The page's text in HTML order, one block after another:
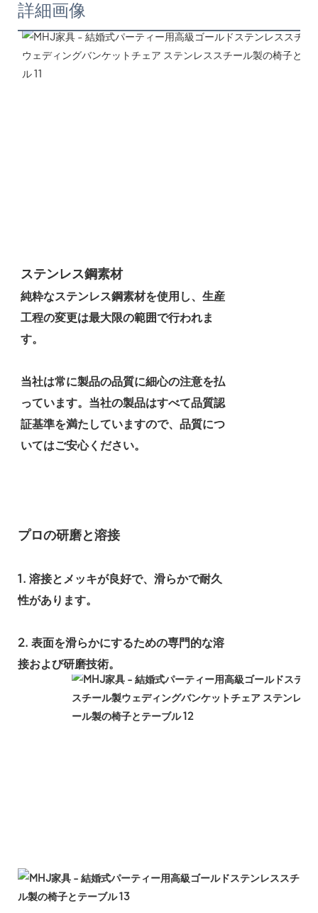
詳細画像
ステンレス鋼素材
純粋なステンレス鋼素材を使用し、生産
工程の変更は最大限の範囲で行われま
す。
当社は常に製品の品質に細心の注意を払
っています。当社の製品はすべて品質認
証基準を満たしていますので、品質につ
いてはご安心ください。
プロの研磨と溶接
1. 溶接とメッキが良好で、滑らかで耐久
性があります。
2. 表面を滑らかにするための専門的な溶
接および研磨技術。